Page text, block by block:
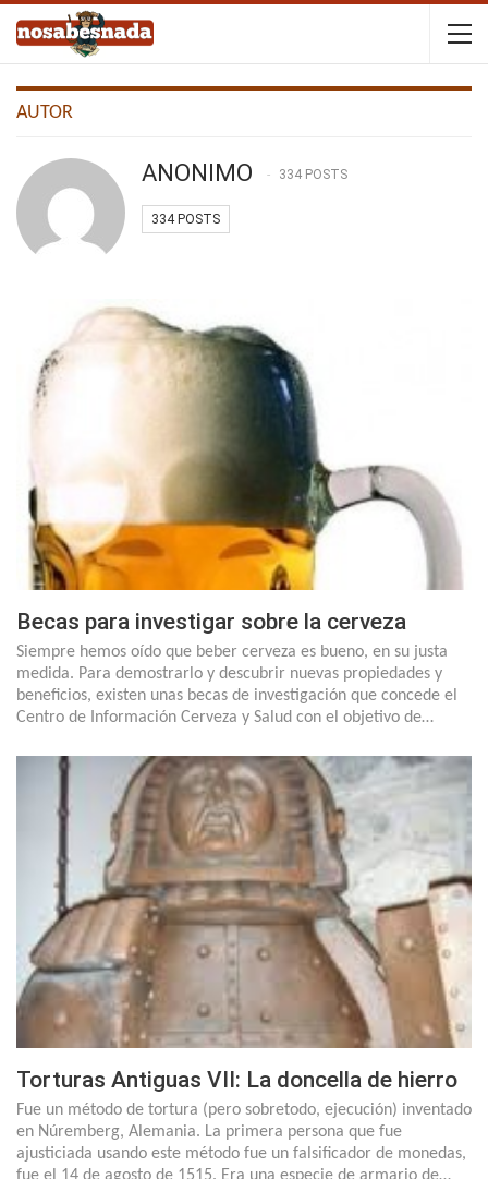
AUTOR
ANONIMO 334 POSTS
334 POSTS
Becas para investigar sobre la cerveza
Siempre hemos oído que beber cerveza es bueno, en su justa
medida. Para demostrarlo y descubrir nuevas propiedades y
beneficios, existen unas becas de investigación que concede el
Centro de Información Cerveza y Salud con el objetivo de…
Torturas Antiguas VII: La doncella de hierro
Fue un método de tortura (pero sobretodo, ejecución) inventado
en Núremberg, Alemania. La primera persona que fue
ajusticiada usando este método fue un falsificador de monedas,